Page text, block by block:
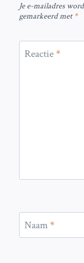
Je e-mailadres
gemarkeerd met*
Reactie*
Naam*